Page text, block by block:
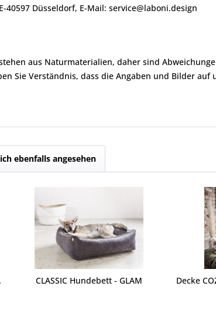
40597 Düsseldorf, E-Mail: service@laboni.design
aus Naturmaterialien, daher sind
Sie Verständnis, dass die Angaben und Bilder
ebenfalls angesehen
CLASSIC Hundebett - GLAM
Decke